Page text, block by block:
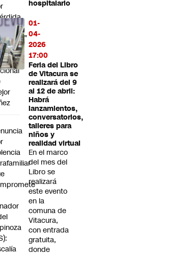
hospitalario
01-
04-
2026
17:00
Feria del Libro
de Vitacura se
realizará del 9
al 12 de abril:
Habrá
lanzamientos,
conversatorios,
talleres para
niños y
realidad virtual
En el marco
del mes del
Libro se
realizará
este evento
en la
comuna de
Vitacura,
con entrada
gratuita,
donde